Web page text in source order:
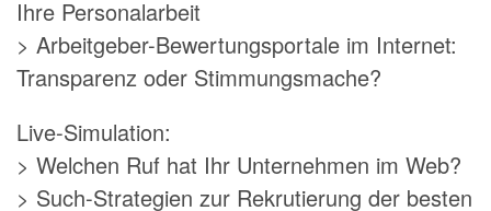
Ihre Personalarbeit
> Arbeitgeber-Bewertungsportale im Internet:
Transparenz oder Stimmungsmache?
Live-Simulation:
> Welchen Ruf hat Ihr Unternehmen im Web?
> Such-Strategien zur Rekrutierung der besten